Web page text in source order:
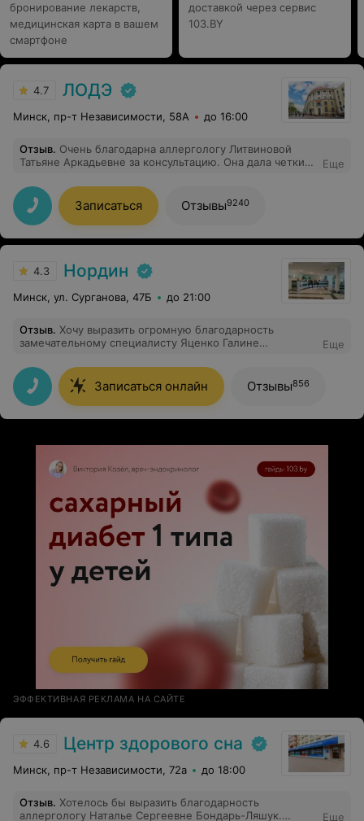
бронирование лекарств,
медицинская карта в вашем
смартфоне
доставкой через сервис
103.BY
4.7 ЛОДЭ
Минск, пр-т Независимости, 58А до 16:00
Отзыв. Очень благодарна аллергологу Литвиновой
Татьяне Аркадьевне за консультацию. Она дала четкие
Еще
Записаться Отзывы9240
4.3 Нордин
Минск, ул. Сурганова, 47Б до 21:00
Отзыв. Хочу выразить огромную благодарность
замечательному специалисту Яценко Галине
поможет и подскажет. Рекомендую!
Еще
Записаться онлайн Отзывы856
ЭФФЕКТИВНАЯ РЕКЛАМА НА САЙТЕ
4.6 Центр здорового сна
Минск, пр-т Независимости, 72а до 18:00
Отзыв. Хотелось бы выразить благодарность
аллергологу Наталье Сергеевне Бондарь-Ляшук.
Еще